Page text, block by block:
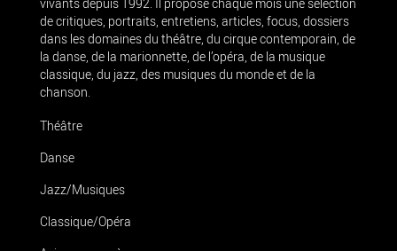
de critiques, portraits, entretiens, articles, focus, dossiers
dans les domaines du théâtre, du cirque contemporain, de
la danse, de la marionnette, de l’opéra, de la musique
classique, du jazz, des musiques du monde et de la
chanson.
Théâtre
Danse
Jazz/Musiques
Classique/Opéra